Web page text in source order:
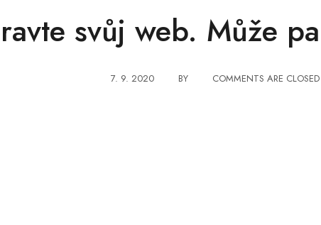
svůj web. Může
7. 9. 2020 BY COMMENTS ARE CLOSED